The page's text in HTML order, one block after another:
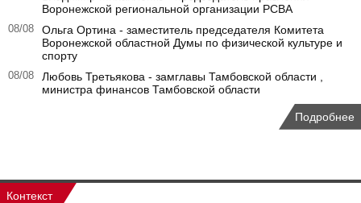
Воронежской региональной организации РСВА
08/08
Ольга Ортина - заместитель председателя Комитета
Воронежской областной Думы по физической культуре и
спорту
08/08
Любовь Третьякова - замглавы Тамбовской области ,
министра финансов Тамбовской области
Подробнее
Контекст